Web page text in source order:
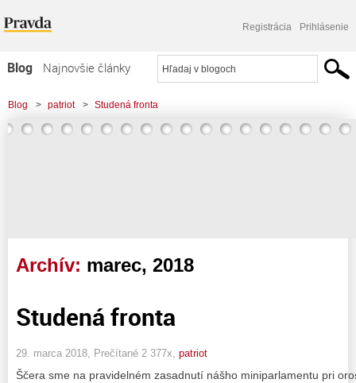
Registrácia Prihlásenie
Blog
Najnovšie články
Najčítanejšie články
Najkomentovanejšie články
Blog > patriot > Studená fronta
Archív: marec, 2018
Studená fronta
29. marca 2018, Prečítané 2 377x, patriot
Ščera sme na pravidelném zasadnutí nášho miniparlamentu pri